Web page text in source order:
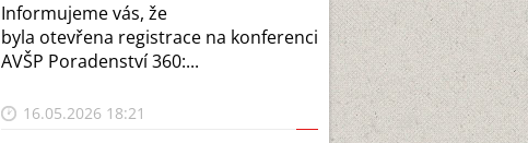
Informujeme vás, že
byla otevřena registrace na konferenci
AVŠP Poradenství 360:...
16.05.2026 18:21